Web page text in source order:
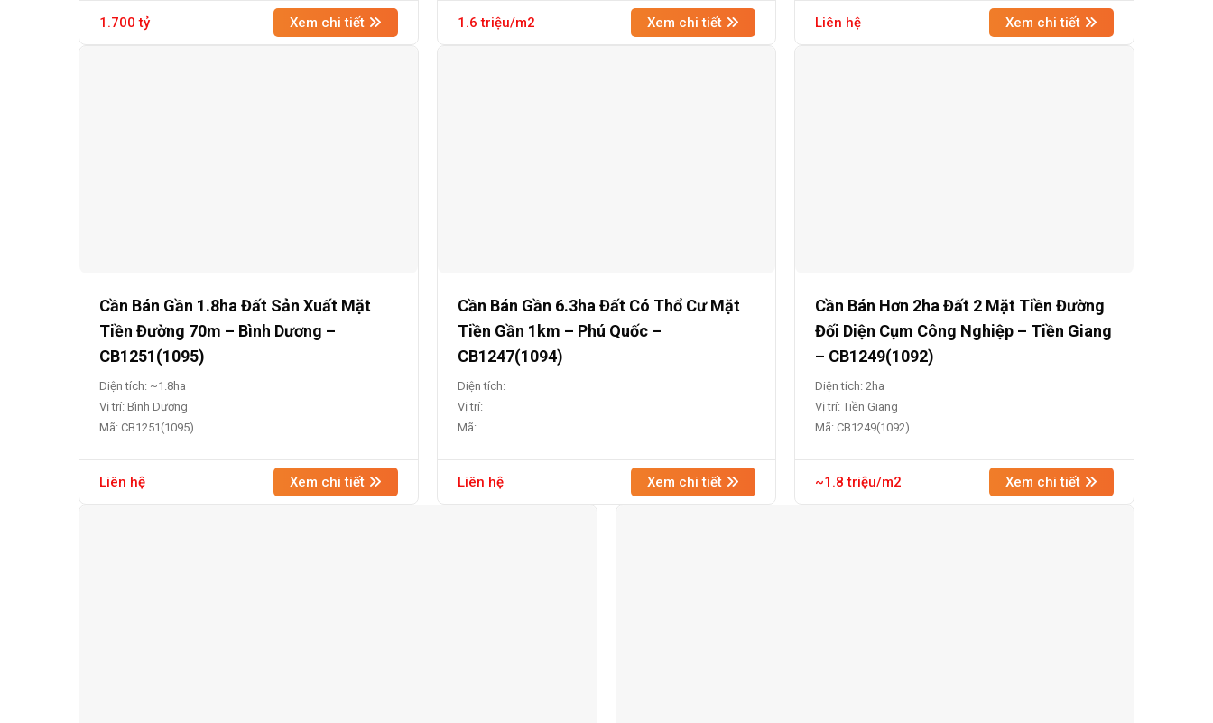
1.700 tỷ Xem chi tiết 1.6 triệu/m2 Xem chi tiết Liên hệ Xem chi tiết
Cần Bán Gần 1.8ha Đất Sản Xuất Mặt
Tiền Đường 70m – Bình Dương –
CB1251(1095)
Diện tích: ~1.8ha
Vị trí: Bình Dương
Mã: CB1251(1095)
Liên hệ Xem chi tiết
Cần Bán Gần 6.3ha Đất Có Thổ Cư Mặt
Tiền Gần 1km – Phú Quốc –
CB1247(1094)
Diện tích:
Vị trí:
Mã:
Liên hệ Xem chi tiết
Cần Bán Hơn 2ha Đất 2 Mặt Tiền Đường
Đối Diện Cụm Công Nghiệp – Tiền Giang
– CB1249(1092)
Diện tích: 2ha
Vị trí: Tiền Giang
Mã: CB1249(1092)
~1.8 triệu/m2 Xem chi tiết